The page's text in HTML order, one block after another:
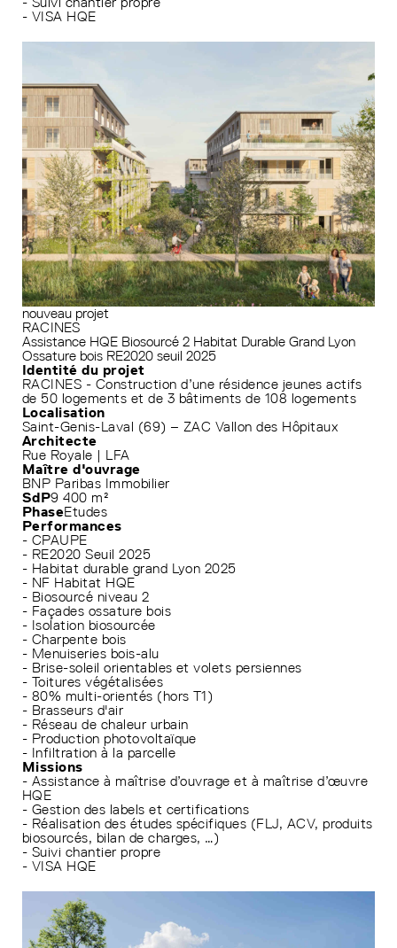
- VISA HQE
nouveau projet
RACINES
Assistance HQE Biosourcé 2 Habitat Durable Grand Lyon
Ossature bois RE2020 seuil 2025
Identité du projet
RACINES - Construction d’une résidence jeunes actifs
de 50 logements et de 3 bâtiments de 108 logements
Localisation
Saint-Genis-Laval (69) – ZAC Vallon des Hôpitaux
Architecte
Rue Royale | LFA
Maître d'ouvrage
BNP Paribas Immobilier
SdP9 400 m²
PhaseEtudes
Performances
- CPAUPE
- RE2020 Seuil 2025
- Habitat durable grand Lyon 2025
- NF Habitat HQE
- Biosourcé niveau 2
- Façades ossature bois
- Isolation biosourcée
- Charpente bois
- Menuiseries bois-alu
- Brise-soleil orientables et volets persiennes
- Toitures végétalisées
- 80% multi-orientés (hors T1)
- Brasseurs d'air
- Réseau de chaleur urbain
- Production photovoltaïque
- Infiltration à la parcelle
Missions
- Assistance à maîtrise d’ouvrage et à maîtrise d’œuvre
HQE
- Gestion des labels et certifications
- Réalisation des études spécifiques (FLJ, ACV, produits
biosourcés, bilan de charges, …)
- Suivi chantier propre
- VISA HQE